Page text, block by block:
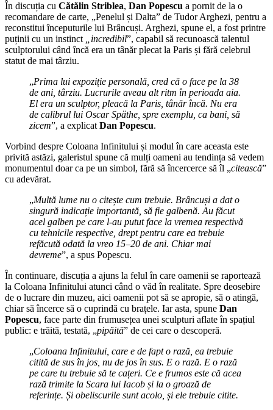
În discuția cu Cătălin Striblea, Dan Popescu a pornit de la o
recomandare de carte, „Penelul și Dalta” de Tudor Arghezi, pentru a
reconstitui începuturile lui Brâncuși. Arghezi, spune el, a fost printre
puținii cu un instinct
„incredibil”, capabil să recunoască talentul
sculptorului când încă era un tânăr plecat la Paris și fără celebrul
statut de mai târziu.
„Prima lui expoziție personală, cred că o face pe la 38
de ani, târziu. Lucrurile aveau alt ritm în perioada aia.
El era un sculptor, pleacă la Paris, tânăr încă. Nu era
de calibrul lui Oscar Späthe, spre exemplu, ca bani, să
zicem”, a explicat Dan Popescu.
Vorbind despre Coloana Infinitului și modul în care aceasta este
privită astăzi, galeristul spune că mulți oameni au tendința să vedem
monumentul doar ca pe un simbol, fără să încercerce să îl „citească”
cu adevărat.
„Multă lume nu o citește cum trebuie. Brâncuși a dat o
singură indicație importantă, să fie galbenă. Au făcut
acel galben pe care l-au putut face la vremea respectivă
cu tehnicile respective, drept pentru care ea trebuie
refăcută odată la vreo 15–20 de ani. Chiar mai
devreme”, a spus Popescu.
În continuare, discuția a ajuns la felul în care oamenii se raportează
la Coloana Infinitului atunci când o văd în realitate. Spre deosebire
de o lucrare din muzeu, aici oamenii pot să se apropie, să o atingă,
chiar să încerce să o cuprindă cu brațele. Iar asta, spune Dan
Popescu, face parte din frumusețea unei sculpturi aflate în spațiul
public: e trăită, testată, „pipăită” de cei care o descoperă.
„Coloana Infinitului, care e de fapt o rază, ea trebuie
citită de sus în jos, nu de jos în sus. E o rază. E o rază
pe care tu trebuie să te cațeri. Ce e frumos este că acea
rază trimite la Scara lui Iacob și la o groază de
referințe. Și obeliscurile sunt acolo, și ele trebuie citite.